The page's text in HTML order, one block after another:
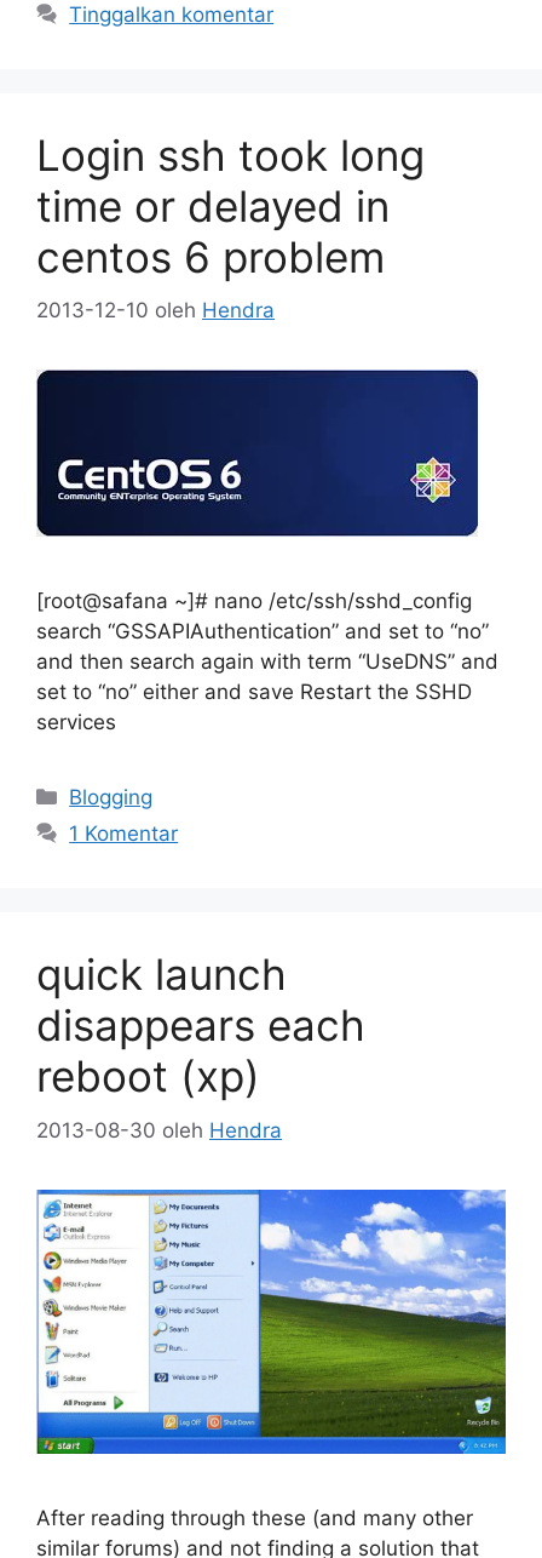
Tinggalkan komentar
Login ssh took long
time or delayed in
centos 6 problem
2013-12-10 oleh Hendra
[root@safana ~]# nano /etc/ssh/sshd_config
search “GSSAPIAuthentication” and set to “no”
and then search again with term “UseDNS” and
set to “no” either and save Restart the SSHD
services
Kategori
Blogging
1 Komentar
quick launch
disappears each
reboot (xp)
2013-08-30 oleh Hendra
After reading through these (and many other
similar forums) and not finding a solution that